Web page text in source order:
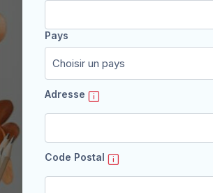
Pays
Adresse
Code Postal